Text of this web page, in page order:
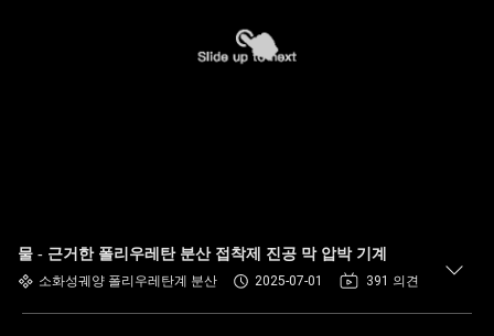
물 - 근거한 폴리우레탄 분산 접착제 진공 막 압박 기계
소화성궤양 폴리우레탄계 분산 2025-07-01 391 의견